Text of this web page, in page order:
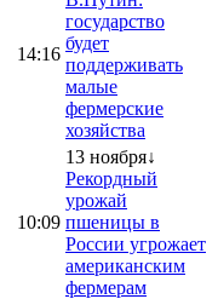
14:16
государство
будет
поддерживать
малые
фермерские
хозяйства
10:09
13 ноября↓
Рекордный
урожай
пшеницы в
России угрожает
американским
фермерам